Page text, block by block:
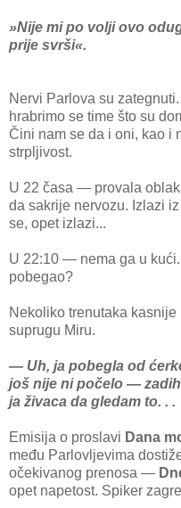
»Nije mi po volji ovo
prije svrši«.
Nervi Parlova su
hrabrimo se time što su
Čini nam se da i oni, kao i
strpljivost.
U 22 časa — provala
da sakrije nervozu. Izlazi
se, opet izlazi...
U 22:10 — nema ga u
pobegao?
Nekoliko trenutaka
suprugu Miru.
— Uh, ja pobegla od
još nije ni počelo —
ja živaca da gledam to. . .
Emisija o proslavi Dana
među Parlovljevima
očekivanog prenosa —
opet napetost. Spiker